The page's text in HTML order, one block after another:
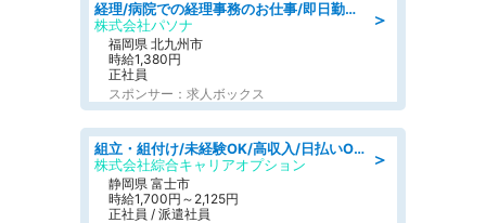
＞
経理/病院での経理事務のお仕事/即日勤務可/車通勤可/経理/一般事務
株式会社パソナ
福岡県 北九州市
時給1,380円
正社員
スポンサー：求人ボックス
＞
組立・組付け/未経験OK/高収入/日払いOK/交替制/20・30・40代活躍中
株式会社綜合キャリアオプション
静岡県 富士市
時給1,700円～2,125円
正社員 / 派遣社員